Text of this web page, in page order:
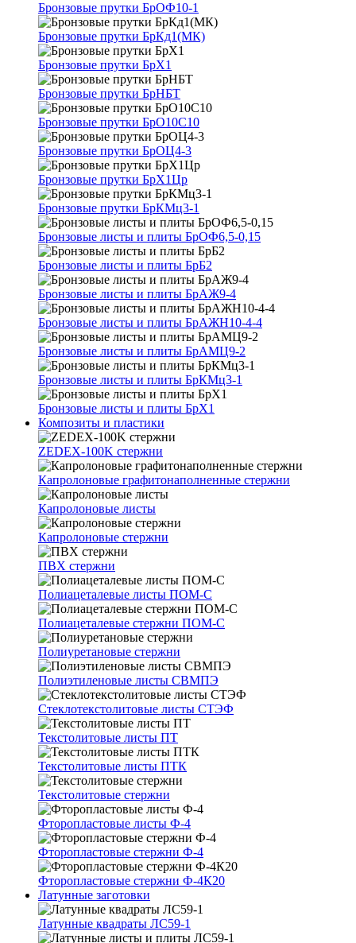
Бронзовые прутки БрОФ10-1
Бронзовые прутки БрКд1(МК)
Бронзовые прутки БрХ1
Бронзовые прутки БрНБТ
Бронзовые прутки БрО10С10
Бронзовые прутки БрОЦ4-3
Бронзовые прутки БрХ1Цр
Бронзовые прутки БрКМц3-1
Бронзовые листы и плиты БрОФ6,5-0,15
Бронзовые листы и плиты БрБ2
Бронзовые листы и плиты БрАЖ9-4
Бронзовые листы и плиты БрАЖН10-4-4
Бронзовые листы и плиты БрАМЦ9-2
Бронзовые листы и плиты БрКМц3-1
Бронзовые листы и плиты БрХ1
Композиты и пластики
ZEDEX-100K стержни
Капролоновые графитонаполненные стержни
Капролоновые листы
Капролоновые стержни
ПВХ стержни
Полиацеталевые листы ПОМ-С
Полиацеталевые стержни ПОМ-С
Полиуретановые стержни
Полиэтиленовые листы СВМПЭ
Стеклотекстолитовые листы СТЭФ
Текстолитовые листы ПТ
Текстолитовые листы ПТК
Текстолитовые стержни
Фторопластовые листы Ф-4
Фторопластовые стержни Ф-4
Фторопластовые стержни Ф-4К20
Латунные заготовки
Латунные квадраты ЛС59-1